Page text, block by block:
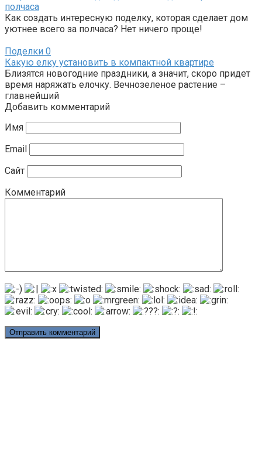
полчаса
Как создать интересную поделку, которая сделает дом
уютнее всего за полчаса? Нет ничего проще!
Поделки 0
Какую елку установить в компактной квартире
Близятся новогодние праздники, а значит, скоро придет
время наряжать елочку. Вечнозеленое растение –
главнейший
Добавить комментарий
Имя
Email
Сайт
Комментарий